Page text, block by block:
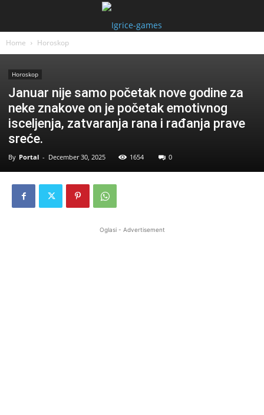
Home Horoskop
Horoskop
Januar nije samo početak nove godine za
neke znakove on je početak emotivnog
isceljenja, zatvaranja rana i rađanja prave
sreće.
By Portal - December 30, 2025 1654 0
Oglasi - Advertisement